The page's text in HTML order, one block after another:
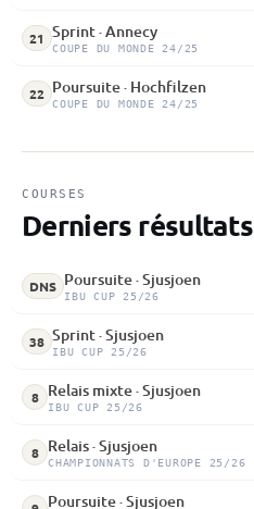
21 Sprint · Annecy
COUPE DU MONDE 24/25
22 Poursuite · Hochfilzen
COUPE DU MONDE 24/25
COURSES
Derniers résultats
DNS Poursuite · Sjusjoen
IBU CUP 25/26
38 Sprint · Sjusjoen
IBU CUP 25/26
8 Relais mixte · Sjusjoen
IBU CUP 25/26
8 Relais · Sjusjoen
CHAMPIONNATS D'EUROPE 25/26
Poursuite · Sjusjoen